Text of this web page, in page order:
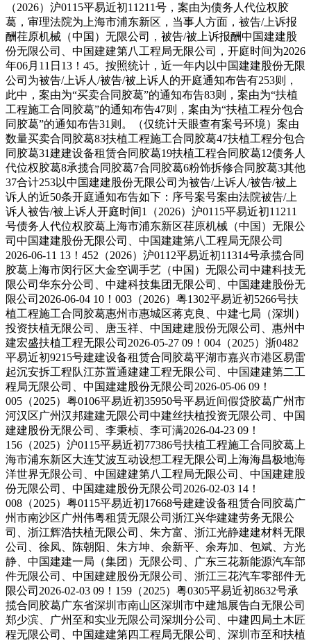
（2026）沪0115平易近初11211号，案由为债务人代位权胶
葛，审理法院为上海市浦东新区，当事人方面，被告/上诉报
酬荏原机械（中国）无限公司，被告/被上诉报酬中国建建股
份无限公司、中国建建第八工程局无限公司，开庭时间为2026
年06月11日13！45。按照统计，近一年内以中国建建股份无限
公司为被告/上诉人/被告/被上诉人的开庭通知布告有253则，
此中，案由为“买卖合同胶葛”的通知布告83则，案由为“扶植
工程施工合同胶葛”的通知布告47则，案由为“扶植工程分包合
同胶葛”的通知布告31则。（仅统计天眼查有案号环境）案由
数量买卖合同胶葛83扶植工程施工合同胶葛47扶植工程分包合
同胶葛31建建设备租赁合同胶葛19扶植工程合同胶葛12债务人
代位权胶葛8承揽合同胶葛7合同胶葛6粉饰拆修合同胶葛3其他
37合计253以中国建建股份无限公司为被告/上诉人/被告/被上
诉人的近50条开庭通知布告如下：序号案号案由法院被告/上
诉⼈被告/被上诉人开庭时间1（2026）沪0115平易近初11211
号债务人代位权胶葛上海市浦东新区荏原机械（中国）无限公
司中国建建股份无限公司、中国建建第八工程局无限公司
2026-06-11 13！452（2026）沪0112平易近初11314号承揽合同
胶葛上海市闵行区大金空调手艺（中国）无限公司中建科技无
限公司华东分公司、中建科技集团无限公司、中国建建股份无
限公司2026-06-04 10！003（2026）粤1302平易近初5266号扶
植工程施工合同胶葛惠州市惠城区蒋克良、中建七局（深圳）
投资扶植无限公司、唐玉祥、中国建建股份无限公司、惠州中
建宏盛扶植工程无限公司2026-05-27 09！004（2025）浙0482
平易近初9215号建建设备租赁合同胶葛平湖市嘉兴市港区易雷
起沉安拆工程队江苏置通建建工程无限公司、中国建建第二工
程局无限公司、中国建建股份无限公司2026-05-06 09！
005（2025）粤0106平易近初35950号平易近间假贷胶葛广州市
河汉区广州汉邦建建无限公司中建丝扶植投资无限公司、中国
建建股份无限公司、李秉桢、李可满2026-04-23 09！
156（2025）沪0115平易近初77386号扶植工程施工合同胶葛上
海市浦东新区大连艾波互动设想工程无限公司上海海昌极地海
洋世界无限公司、中国建建第八工程局无限公司、中国建建股
份无限公司、中国建建股份无限公司2026-02-03 14！
008（2025）粤0115平易近初17668号建建设备租赁合同胶葛广
州市南沙区广州伟粤租赁无限公司浙江兴华建建劳务无限公
司、浙江辉浩扶植无限公司、朱方富、浙江光静建建材料无限
公司、徐凤、陈朝阳、朱方坤、余新平、余寿加、包斌、方光
静、中国建建一局（集团）无限公司、广东三花新能源汽车部
件无限公司、中国建建股份无限公司、浙江三花汽车零部件无
限公司2026-02-03 09！159（2025）粤0305平易近初8632号承
揽合同胶葛广东省深圳市南山区深圳市中建旭展告白无限公司
郑少滨、广州至和实业无限公司深圳分公司、中建四局土木匠
程无限公司、中国建建第四工程局无限公司、深圳市至和扶植